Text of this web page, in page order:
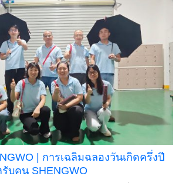
| การเฉลิมฉลองวันเกิดครึ่งปี
บคน SHENGWO